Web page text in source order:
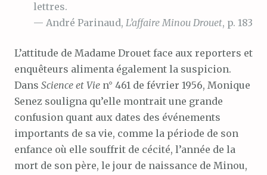
lettres.
— André Parinaud, L’affaire Minou Drouet, p. 183
L’attitude de Madame Drouet face aux reporters et
enquêteurs alimenta également la suspicion.
Dans Science et Vie n° 461 de février 1956, Monique
Senez souligna qu’elle montrait une grande
confusion quant aux dates des événements
importants de sa vie, comme la période de son
enfance où elle souffrit de cécité, l’année de la
mort de son père, le jour de naissance de Minou,